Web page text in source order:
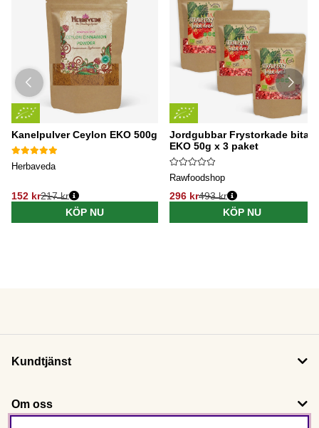
Kanelpulver Ceylon EKO 500g
Herbaveda
152 kr217 kr
KÖP NU
Jordgubbar Frystorkade bitar
EKO 50g x 3 paket
Rawfoodshop
296 kr493 kr
KÖP NU
Kundtjänst
Om oss